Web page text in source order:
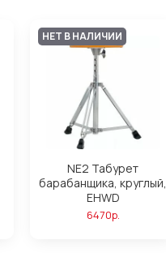
НЕТ В НАЛИЧИИ
NE2 Табурет
барабанщика, круглый,
EHWD
6470р.